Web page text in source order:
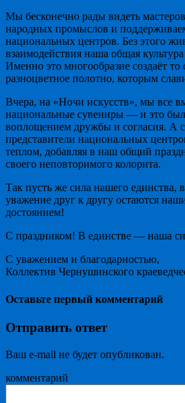
Мы бесконечно рады видеть
народных промыслов и
национальных центров. Без этого
взаимодействия наша общая
Именно это многообразие создаёт то
разноцветное полотно, которым
Вчера, на «Ночи искусств», мы все
национальные сувениры — и это
воплощением дружбы и согласия. А
представители национальных
теплом, добавляя в наш общий
своего неповторимого колорита.
Так пусть же сила нашего единства,
уважение друг к другу остаются
достоянием!
С праздником! В единстве — наша
С уважением и благодарностью,
Коллектив Чернушинского
Оставьте первый комментарий
Отправить ответ
Ваш e-mail не будет опубликован.
комментарий